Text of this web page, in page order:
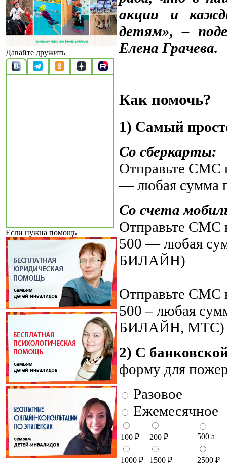
Давайте дружить
Если нужна помощь
акции и
детям», –
Елена Грачева.
Как помочь?
1) Самый
Со сберкарты:
Отправьте СМС
— любая сумма
Со счета
Отправьте СМС
500 — любая
БИЛАЙН)
Отправьте СМС
500 – любая
БИЛАЙН, МТС)
2) С
форму для
Разовое
Ежемесячное
100 ₽ 200 ₽ 500 a
1000 ₽ 1500 ₽ 2500 ₽